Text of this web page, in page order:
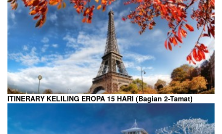
ITINERARY KELILING EROPA 15 HARI (Bagian 2-Tamat)